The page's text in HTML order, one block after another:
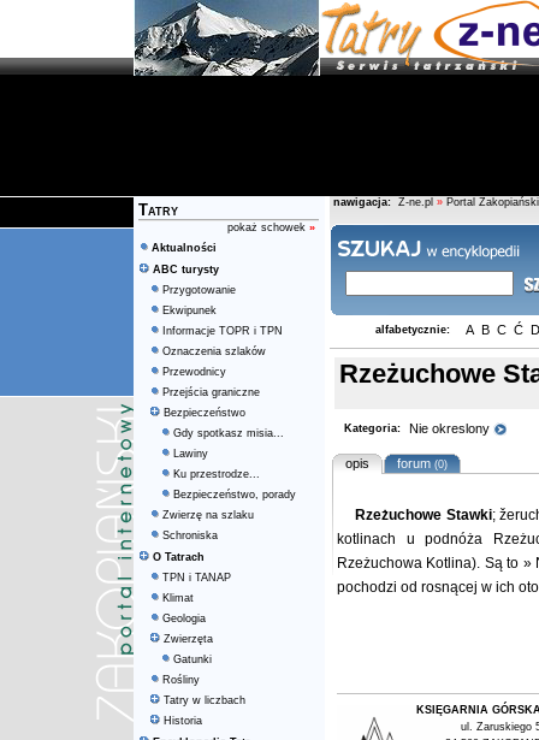
Tatry
pokaż schowek »
Aktualności
ABC turysty
Przygotowanie
Ekwipunek
Informacje TOPR i TPN
Oznaczenia szlaków
Przewodnicy
Przejścia graniczne
Bezpieczeństwo
Gdy spotkasz misia...
Lawiny
Ku przestrodze...
Bezpieczeństwo, porady
Zwierzę na szlaku
Schroniska
O Tatrach
TPN i TANAP
Klimat
Geologia
Zwierzęta
Gatunki
Rośliny
Tatry w liczbach
Historia
nawigacja: Z-ne.pl » Portal Zakopiański
alfabetycznie: A B C Ć D
Rzeżuchowe
Kategoria: Nie okreslony
opis forum(0)
Rzeżuchowe Stawki;
kotlinach u podnóża
Rzeżuchowa Kotlina). Są to
pochodzi od rosnącej w ich
KSIĘGARNIA
ul. Zaruskiego